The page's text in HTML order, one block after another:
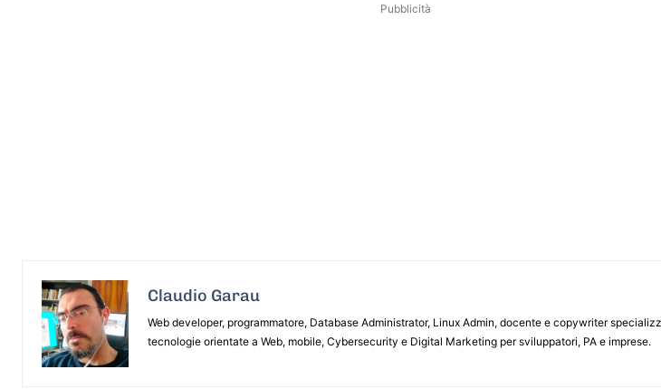
Pubblicità
Claudio Garau
Web developer, programmatore, Database Administrator, Linux Admin, docente e copywriter
tecnologie orientate a Web, mobile, Cybersecurity e Digital Marketing per sviluppatori, PA e imprese.